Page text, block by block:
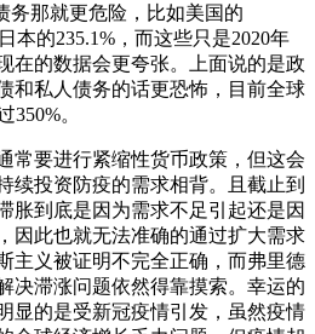
务那就更危险，比如美国的
本的235.1%，而这些只是2020年
在的数据会更夸张。上面说的是政
和私人债务的话更恐怖，目前全球
350%。
常要进行紧缩性货币政策，但这会
续投资防疫的需求相背。且截止到
胀到底是因为需求不足引起还是因
因此也就无法准确的通过扩大需求
主义被证明不完全正确，而弗里德
决滞涨问题依然得靠摸索。幸运的
显的是受新冠疫情引发，虽然疫情